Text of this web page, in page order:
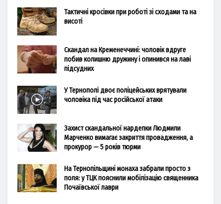
Тактичні кросівки при роботі зі сходами та на
висоті
Скандал на Кременеччині: чоловік вдруге
побив колишню дружину і опинився на лаві
підсудних
У Тернополі двоє поліцейських врятували
чоловіка під час російської атаки
Захист скандальної нардепки Людмили
Марченко вимагає закриття провадження, а
прокурор — 5 років тюрми
На Тернопільщині монаха забрали просто з
поля: у ТЦК пояснили мобілізацію священника
Почаївської лаври